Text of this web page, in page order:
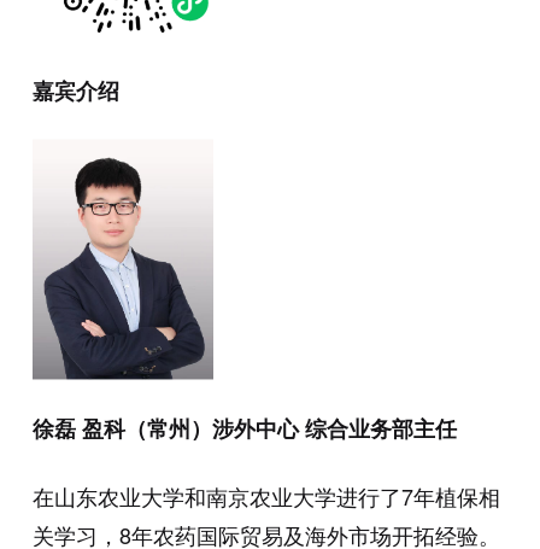
嘉宾介绍
徐磊 盈科（常州）涉外中心 综合业务部主任
在山东农业大学和南京农业大学进行了7年植保相
关学习，8年农药国际贸易及海外市场开拓经验。